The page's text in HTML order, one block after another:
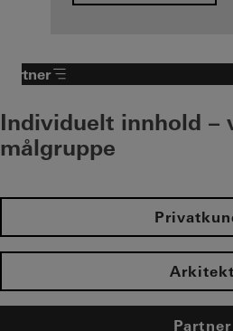
Partner
Individuelt innhold –
målgruppe
Arkitekt
Partner